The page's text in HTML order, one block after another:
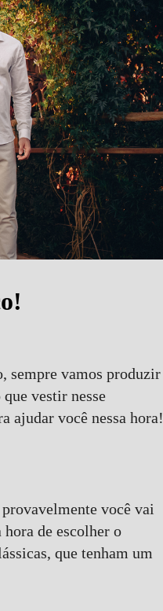
sempre vamos produzir
vestir nesse
ajudar você nessa hora!
você vai
de escolher o
que tenham um